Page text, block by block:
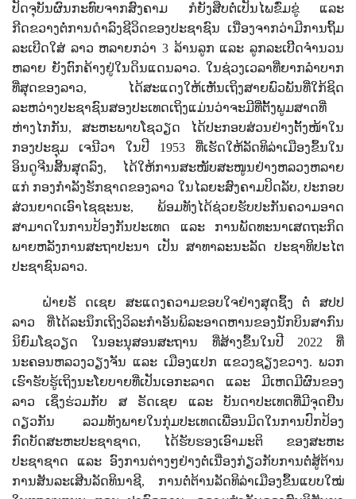
ປັດຈຸບັນຜົນກະທົບຈາກສົງຄາມ ກໍຍັງສືບຕໍ່ເປັນໄພຂົ່ມຂູ່ ແລະ
ກີດຂວາງຕໍ່ການດໍາລົງຊີວິດຂອງປະຊາຊົນ ເນື່ອງຈາກວ່າມີການຖິ້ມ
ລະເບີດໃສ່ ລາວ ຫລາຍກວ່າ 3 ລ້ານລູກ ແລະ ລູກລະເບິີດຈໍານວນ
ຫລາຍ ຍັງຕົກຄ້າງຢູ່ໃນດິນແດນລາວ. ໃນຊ່ວງເວລາທີ່ຍາກລຳບາກ
ທີ່ສຸດຂອງລາວ, ໄດ້ສະແດງໃຫ້ເຫັນເຖິງສາຍພົວພັນທີ່ໃກ້ຊິດ
ລະຫວ່າງປະຊາຊົນສອງປະເທດເຖິງແມ່ນວ່າຈະມີທີ່ຕັ້ງພູມສາດທີ່
ຫ່າງໄກກັນ, ສະຫະພາບໂຊວຽດ ໄດ້ປະກອບສ່ວນຢ່າງຕັ້ງໜ້າໃນ
ກອງປະຊຸມ ເຈນີວາ ໃນປີ
1953 ທີ່ເຮັດໃຫ້ລັດທິລ່າເມືອງຂຶ້ນໃນ
ອິນດູຈີນສິ້ນສຸດລົງ,
ໄດ້ໃຫ້ການສະໜັບສະໜູນຢ່າງຫລວງຫລາຍ
ແກ່ ກອງກຳລັງຮັກຊາດຂອງລາວ ໃນໄລຍະສົງຄາມປິດລັບ, ປະກອບ
ສ່ວນຍາດເອົາໄຊຊະນະ, ພ້ອມທັງໄດ້ຊ່ວຍຮັບປະກັນຄວາມອາດ
ສາມາດໃນການປ້ອງກັນປະເທດ ແລະ ການພັດທະນາເສດຖະກິດ
ພາຍຫລັງການສະຖາປະນາ ເປັນ ສາທາລະນະລັດ ປະຊາທິປະໄຕ
ປະຊາຊົນລາວ.
ຝ່າຍຣັ ດເຊຍ ສະແດງຄວາມຂອບໃຈຢ່າງສຸດຊຶ້ງ ຕໍ່ ສປປ
ລາວ
ທີ່ໄດ້ລະນຶກເຖິງວິລະກໍາອັນພິລະອາດຫານຂອງນັກບິນສາກົນ
ນິຍົມໂຊວຽດ
ໃນອະນຸສອນສະຖານ ທີ່ສ້າງຂຶ້ນໃນປີ 2022 ທີ່
ນະຄອນຫລວງວຽງຈັນ ແລະ ເມືອງແປກ ແຂວງຊຽງຂວາງ. ພວກ
ເຮົາຮັບຮູ້ເຖິງນະໂຍບາຍທີ່ເປັນເອກະລາດ ແລະ ມີເຫດມີຜົນຂອງ
ລາວ
ເຊິ່ງຮ່ວມກັບ
ສ ຣັດເຊຍ ແລະ ບັນດາປະເທດທີ່ມີຈຸດຢືນ
ດຽວກັນ ລວມທັງພາຍໃນກຸ່ມປະເທດເພື່ອນມິດໃນການປົກປ້ອງ
ກົດບັດສະຫະປະຊາຊາດ,
ໄດ້ຮັບຮອງເອົາມະຕິ ຂອງສະຫະ
ປະຊາຊາດ ແລະ ອົງການຕ່າງໆຢ່າງຕໍ່ເນື່ອງກ່ຽວກັບການຕໍ່ສູ້ຕ້ານ
ການສັນລະເສີນລັດທິນາຊີ, ການຕໍ່ຕ້ານລັດທິລ່າເມືອງຂຶ້ນແບບໃໝ່